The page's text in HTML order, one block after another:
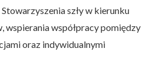
szły w kierunku
wspierania współpracy pomiędzy
oraz indywidualnymi